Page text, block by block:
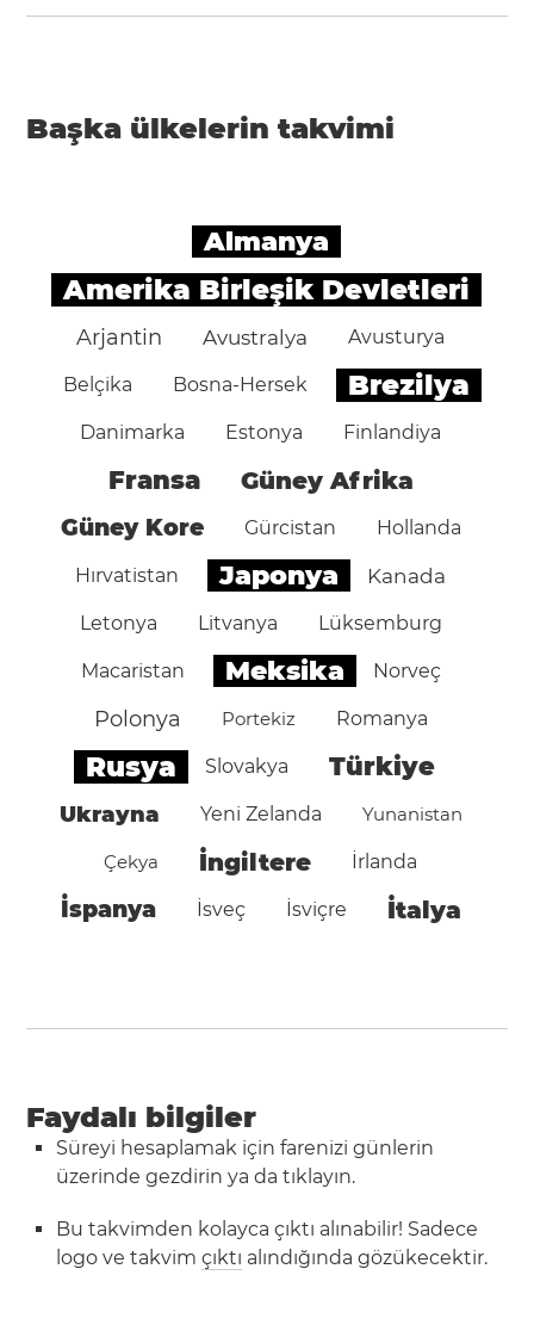
Başka ülkelerin takvimi
Almanya
Amerika Birleşik Devletleri
Arjantin Avustralya Avusturya
Belçika Bosna-Hersek Brezilya
Danimarka Estonya Finlandiya
Fransa Güney Afrika
Güney Kore Gürcistan Hollanda
Hırvatistan Japonya Kanada
Letonya Litvanya Lüksemburg
Macaristan Meksika Norveç
Polonya Portekiz Romanya
Rusya Slovakya Türkiye
Ukrayna Yeni Zelanda Yunanistan
Çekya İngiltere İrlanda
İspanya İsveç İsviçre İtalya
Faydalı bilgiler
Süreyi hesaplamak için farenizi günlerin
üzerinde gezdirin ya da tıklayın.
Bu takvimden kolayca çıktı alınabilir! Sadece
logo ve takvimçıktı alındığında gözükecektir.